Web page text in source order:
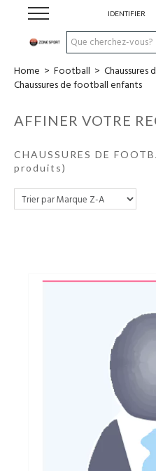
IDENTIFIER
Running & Trail
Padel
Tennis
Chèques Cadeaux
Home > Football >
Chaussures de football enfants
AFFINER VOTRE
CHAUSSURES DE
produits)